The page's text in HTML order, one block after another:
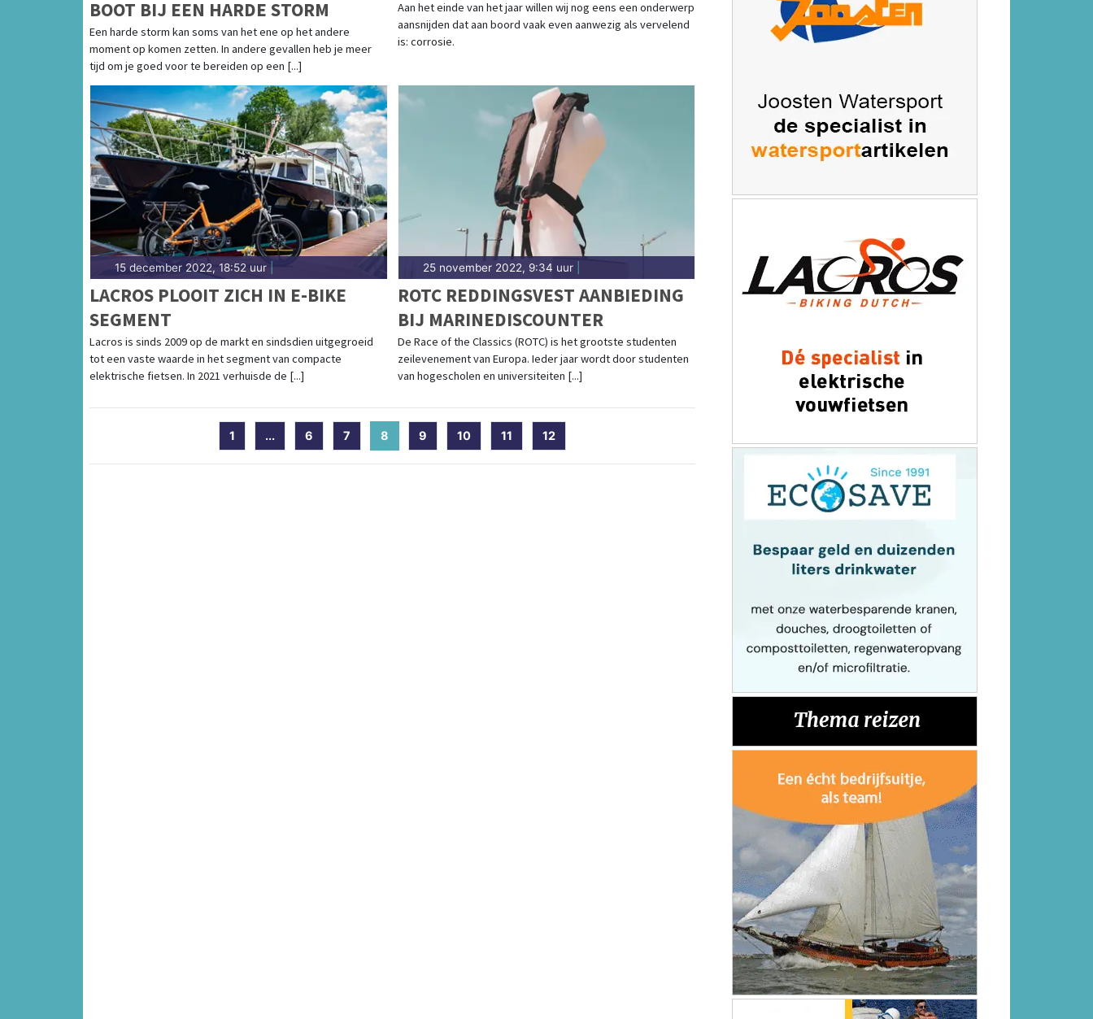
BOOT BIJ EEN HARDE STORM
Een harde storm kan soms van het ene op het andere
moment op komen zetten. In andere gevallen heb je meer
tijd om je goed voor te bereiden op een [...]
Aan het einde van het jaar willen wij nog eens een onderwerp
aansnijden dat aan boord vaak even aanwezig als vervelend
is: corrosie.
15 december 2022, 18:52 uur
LACROS PLOOIT ZICH IN E-BIKE
SEGMENT
Lacros is sinds 2009 op de markt en sindsdien uitgegroeid
tot een vaste waarde in het segment van compacte
elektrische fietsen. In 2021 verhuisde de [...]
25 november 2022, 9:34 uur|
ROTC REDDINGSVEST AANBIEDING
BIJ MARINEDISCOUNTER
De Race of the Classics (ROTC) is het grootste studenten
zeilevenement van Europa. Ieder jaar wordt door studenten
van hogescholen en universiteiten [...]
1 ... 6 7 8 (current)
9 10 11 12